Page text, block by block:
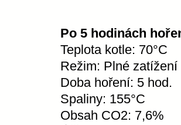
Po 5 hodinách
Teplota kotle: 70°C
Režim: Plné zatížení
Doba hoření: 5 hod.
Spaliny: 155°C
Obsah CO2: 7,6%